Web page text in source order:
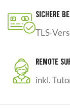
SICHERE
TLS-
REMOTE
inkl.